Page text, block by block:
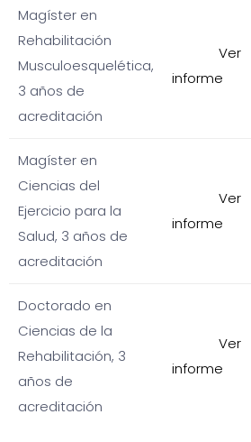
Magíster en
Rehabilitación
Musculoesquelética,
3 años de
acreditación
Ver
informe
Magíster en
Ciencias del
Ejercicio para la
Salud, 3 años de
acreditación
Ver
informe
Doctorado en
Ciencias de la
Rehabilitación, 3
años de
acreditación
Ver
informe